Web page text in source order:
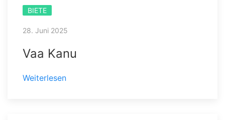
BIETE
28. Juni 2025
Vaa Kanu
Weiterlesen